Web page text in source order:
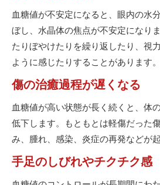
血糖値が不安定になると、眼内の水
ぼし、水晶体の焦点が不安定になり
たりぼやけたりを繰り返したり、視
ように感じたりすることがあります。
傷の治癒過程が遅くなる
血糖値が高い状態が長く続くと、体
低下します。もともとは軽傷だった
み、腫れ、感染、炎症の再発などが
手足のしびれやチクチク感